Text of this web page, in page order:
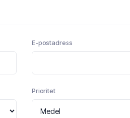
E-postadress
Prioritet